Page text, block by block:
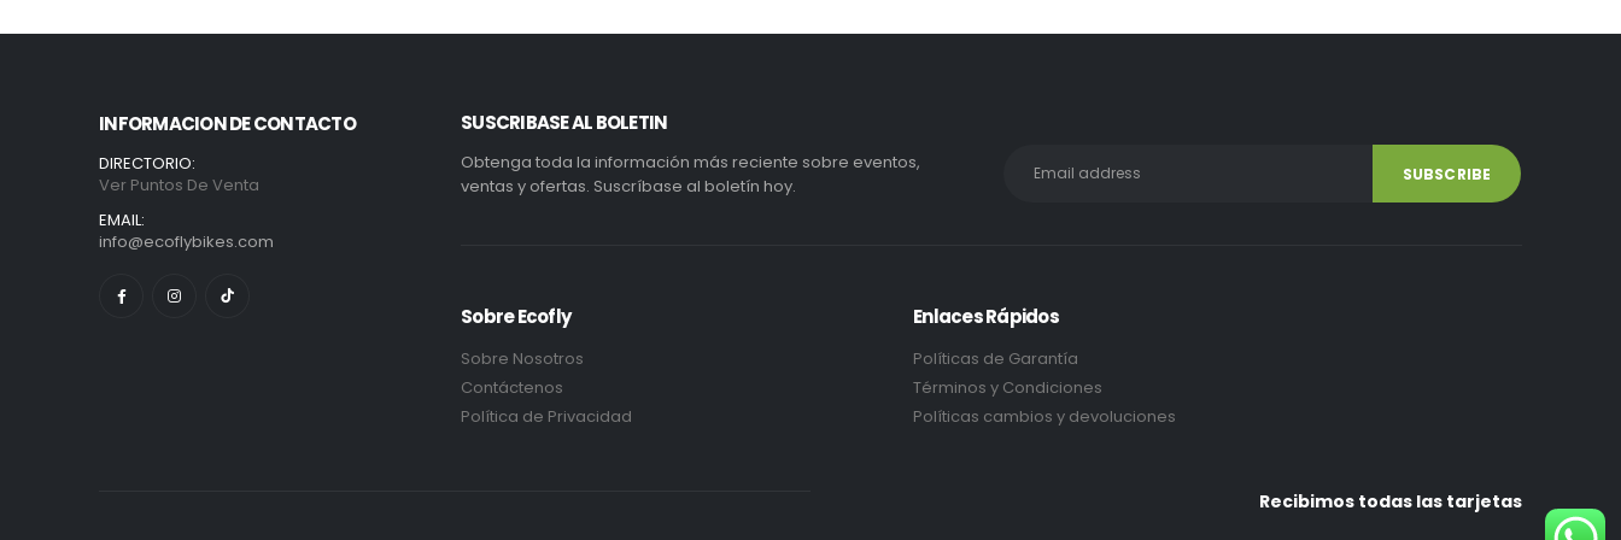
INFORMACION DE CONTACTO
DIRECTORIO:
Ver Puntos De Venta
EMAIL:
info@ecoflybikes.com
SUSCRIBASE AL BOLETIN
Obtenga toda la información más reciente sobre eventos,
ventas y ofertas. Suscríbase al boletín hoy.
Sobre Ecofly
Sobre Nosotros
Contáctenos
Política de Privacidad
Enlaces Rápidos
Políticas de Garantía
Términos y Condiciones
Políticas cambios y devoluciones
Recibimos todas las tarjetas